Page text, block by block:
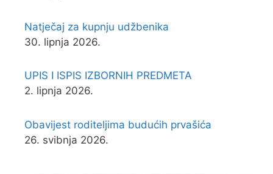
Natječaj za kupnju udžbenika
30. lipnja 2026.
UPIS I ISPIS IZBORNIH PREDMETA
2. lipnja 2026.
Obavijest roditeljima budućih prvašića
26. svibnja 2026.